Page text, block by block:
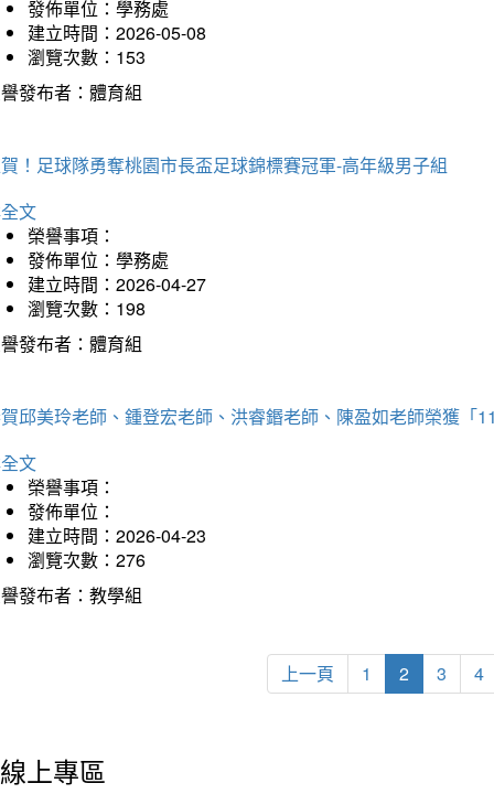
發佈單位：學務處
建立時間：2026-05-08
瀏覽次數：153
發布者：體育組
！足球隊勇奪桃園市長盃足球錦標賽冠軍-高年級男子組
文
榮譽事項：
發佈單位：學務處
建立時間：2026-04-27
瀏覽次數：198
發布者：體育組
邱美玲老師、鍾登宏老師、洪睿鍲老師、陳盈如老師榮獲「
文
榮譽事項：
發佈單位：
建立時間：2026-04-23
瀏覽次數：276
發布者：教學組
上一頁 1 2 3 4
線上專區